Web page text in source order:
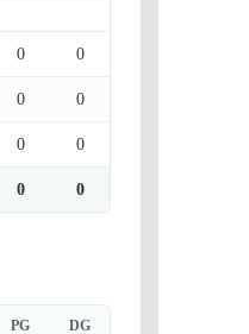
0 0
0 0
0 0
0 0
PG DG